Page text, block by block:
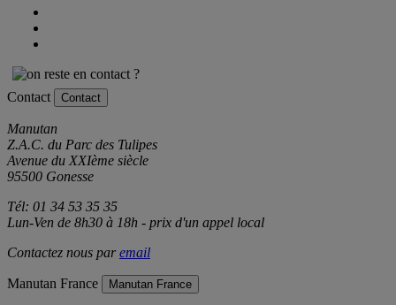
Contact Contact
Manutan
Z.A.C. du Parc des Tulipes
Avenue du XXIème siècle
95500 Gonesse
Tél: 01 34 53 35 35
Lun-Ven de 8h30 à 18h - prix d'un appel local
Contactez nous paremail
Manutan France Manutan France